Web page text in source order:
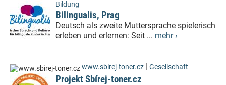
Bildung
Bilingualis, Prag
Deutsch als zweite Muttersprache spielerisch
erleben und erlernen: Seit ... mehr ›
www.sbirej-toner.cz | Gesellschaft
Projekt Sbírej-toner.cz